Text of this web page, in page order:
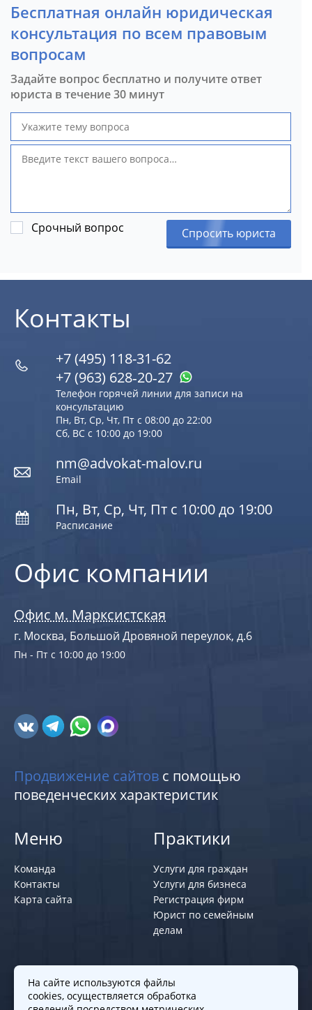
Бесплатная онлайн юридическая
консультация по всем правовым
вопросам
Задайте вопрос бесплатно и получите ответ
юриста в течение 30 минут
Срочный вопрос Спросить юриста
Офис компании
Офис м. Марксистская
г. Москва, Большой Дровяной переулок, д.6
Пн - Пт с 10:00 до 19:00
Контакты
+7 (495) 118-31-62
+7 (963) 628‑20‑27
Телефон горячей линии для записи на
консультацию
Пн, Вт, Ср, Чт, Пт с 08:00 до 22:00
Сб, ВС с 10:00 до 19:00
nm@advokat-malov.ru
Email
Пн, Вт, Ср, Чт, Пт с 10:00 до 19:00
Расписание
Продвижение сайтов с помощью
поведенческих характеристик
Меню
Команда
Контакты
Карта сайта
Практики
Услуги для граждан
Услуги для бизнеса
Регистрация фирм
Юрист по семейным
делам
Политики и правила
На сайте используются файлы
cookies, осуществляется обработка